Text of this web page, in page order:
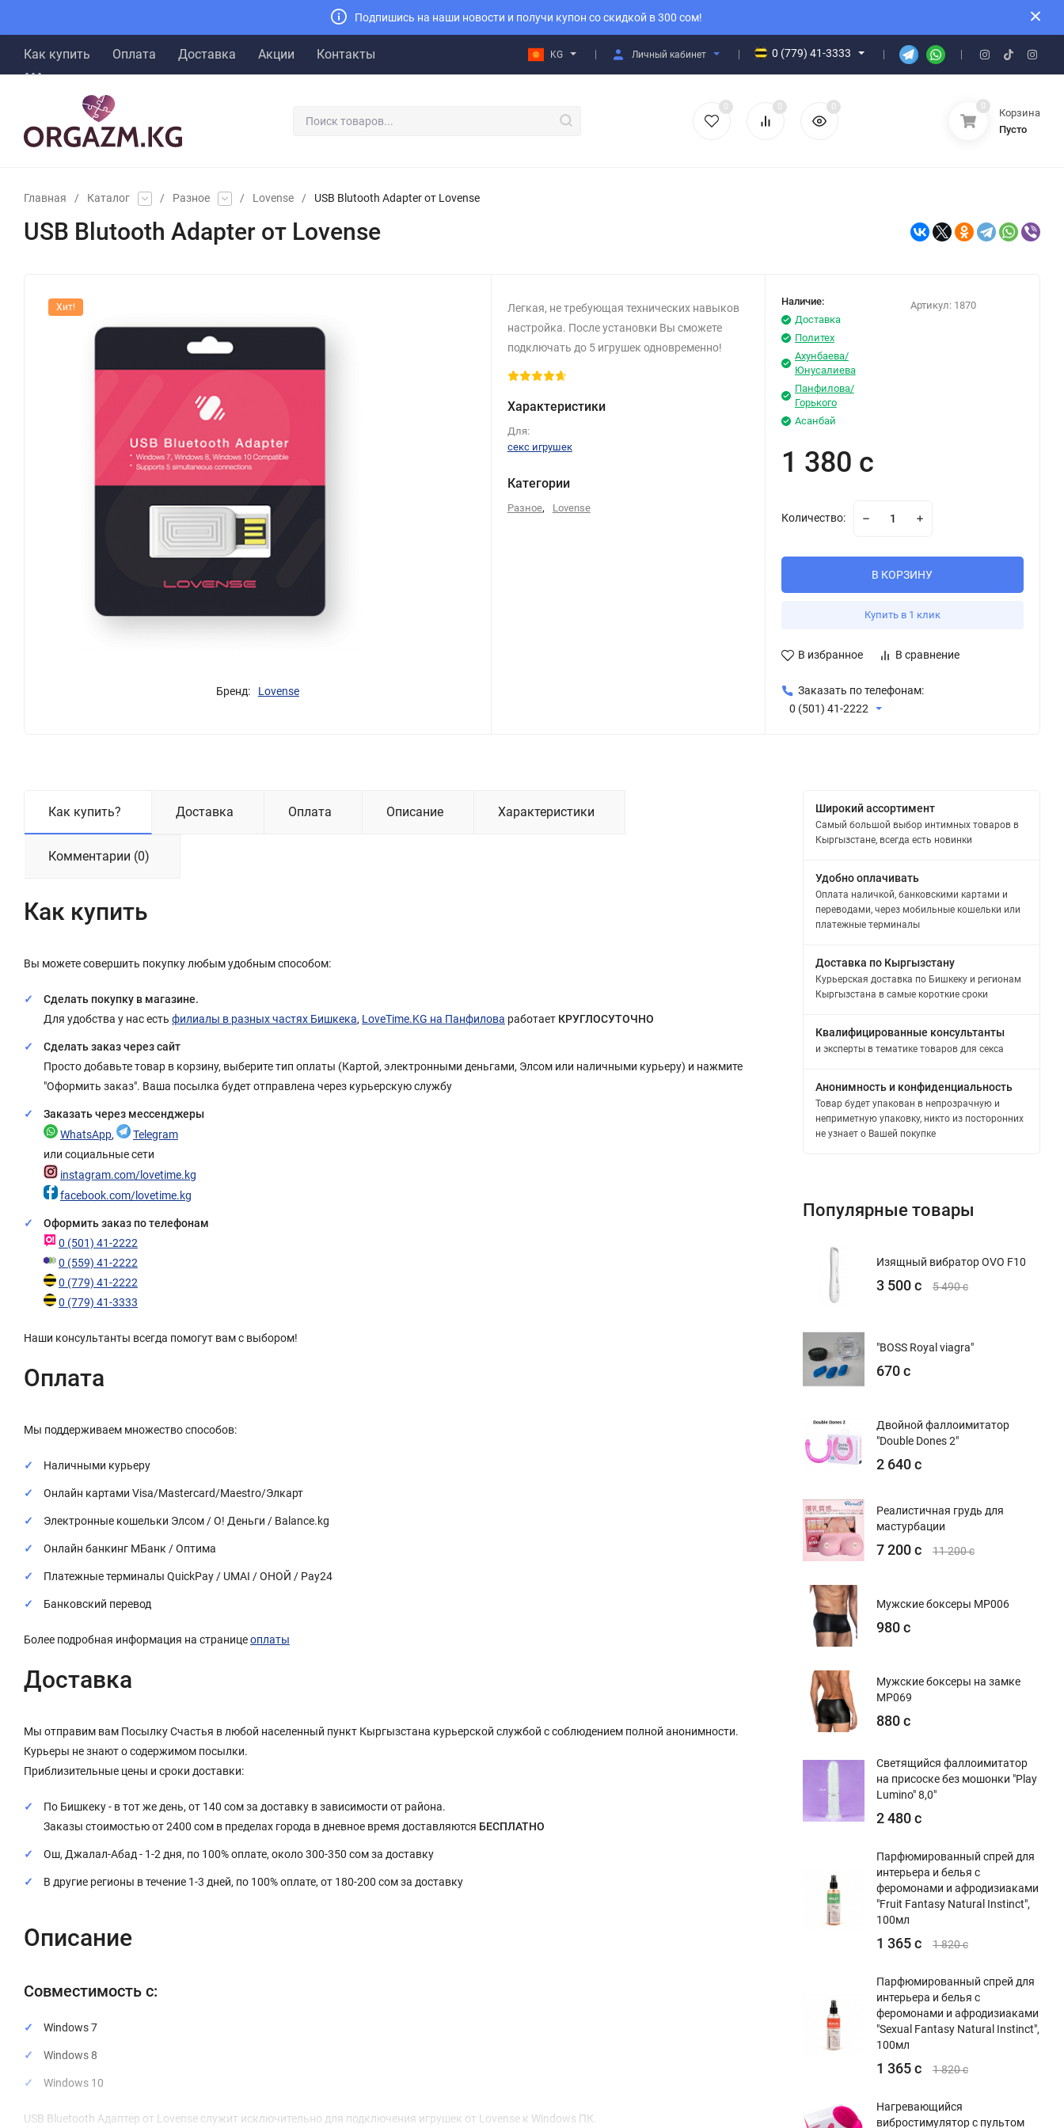
Подпишись на наши новости и получи купон со скидкой в 300 сом!
Как купить Оплата Доставка Акции Контакты KG Личный кабинет 0 (779) 41-3333
0 0 0 0
Корзина
Пусто
Главная / Каталог / Разное / Lovense / USB Blutooth Adapter от Lovense
USB Blutooth Adapter от Lovense
Хит!
Бренд: Lovense
Легкая, не требующая технических навыков
настройка. После установки Вы сможете
подключать до 5 игрушек одновременно!
Характеристики
Для:
секс игрушек
Категории
Разное, Lovense
Наличие:
Доставка
Политех
Ахунбаева/
Юнусалиева
Панфилова/
Горького
Асанбай
Артикул: 1870
1 380 с
Количество:
В КОРЗИНУ
Купить в 1 клик
В избранное В сравнение
Заказать по телефонам:
0 (501) 41-2222
Как купить? Доставка Оплата Описание Характеристики
Комментарии (0)
Как купить
Вы можете совершить покупку любым удобным способом:
Сделать покупку в магазине.
Для удобства у нас есть филиалы в разных частях Бишкека, LoveTime.KG на Панфилова работает КРУГЛОСУТОЧНО
Сделать заказ через сайт
Просто добавьте товар в корзину, выберите тип оплаты (Картой, электронными деньгами, Элсом или наличными курьеру) и нажмите
"Оформить заказ". Ваша посылка будет отправлена через курьерскую службу
Заказать через мессенджеры
WhatsApp,
Telegram
или социальные сети
instagram.com/lovetime.kg
facebook.com/lovetime.kg
Оформить заказ по телефонам
0 (501) 41-2222
0 (559) 41-2222
0 (779) 41-2222
0 (779) 41-3333
Наши консультанты всегда помогут вам с выбором!
Оплата
Мы поддерживаем множество способов:
Наличными курьеру
Онлайн картами Visa/Mastercard/Maestro/Элкарт
Электронные кошельки Элсом / О! Деньги / Balance.kg
Онлайн банкинг МБанк / Оптима
Платежные терминалы QuickPay / UMAI / ОНОЙ / Pay24
Банковский перевод
Более подробная информация на страницеоплаты
Доставка
Мы отправим вам Посылку Счастья в любой населенный пункт Кыргызстана курьерской службой с соблюдением полной анонимности.
Курьеры не знают о содержимом посылки.
Приблизительные цены и сроки доставки:
По Бишкеку - в тот же день, от 140 сом за доставку в зависимости от района.
Заказы стоимостью от 2400 сом в пределах города в дневное время доставляются БЕСПЛАТНО
Ош, Джалал-Абад - 1-2 дня, по 100% оплате, около 300-350 сом за доставку
В другие регионы в течение 1-3 дней, по 100% оплате, от 180-200 сом за доставку
Описание
Совместимость c:
Windows 7
Windows 8
Windows 10
USB Bluetooth Адаптер от Lovense служит исключительно для подключения игрушек от Lovense к Windows ПК.
Широкий ассортимент
Самый большой выбор интимных товаров в
Кыргызстане, всегда есть новинки
Удобно оплачивать
Оплата наличкой, банковскими картами и
переводами, через мобильные кошельки или
платежные терминалы
Доставка по Кыргызстану
Курьерская доставка по Бишкеку и регионам
Кыргызстана в самые короткие сроки
Квалифицированные консультанты
и эксперты в тематике товаров для секса
Анонимность и конфиденциальность
Товар будет упакован в непрозрачную и
неприметную упаковку, никто из посторонних
не узнает о Вашей покупке
Популярные товары
Изящный вибратор OVO F10
3 500 с 5 490 с
"BOSS Royal viagra"
670 с
Двойной фаллоимитатор
"Double Dones 2"
2 640 с
Реалистичная грудь для
мастурбации
7 200 с 11 200 с
Мужские боксеры MP006
980 с
Мужские боксеры на замке
MP069
880 с
Светящийся фаллоимитатор
на присоске без мошонки "Play
Lumino" 8,0"
2 480 с
Парфюмированный спрей для
интерьера и белья с
феромонами и афродизиаками
"Fruit Fantasy Natural Instinct",
100мл
1 365 с 1 820 с
Парфюмированный спрей для
интерьера и белья с
феромонами и афродизиаками
"Sexual Fantasy Natural Instinct",
100мл
1 365 с 1 820 с
Нагревающийся
вибростимулятор с пультом